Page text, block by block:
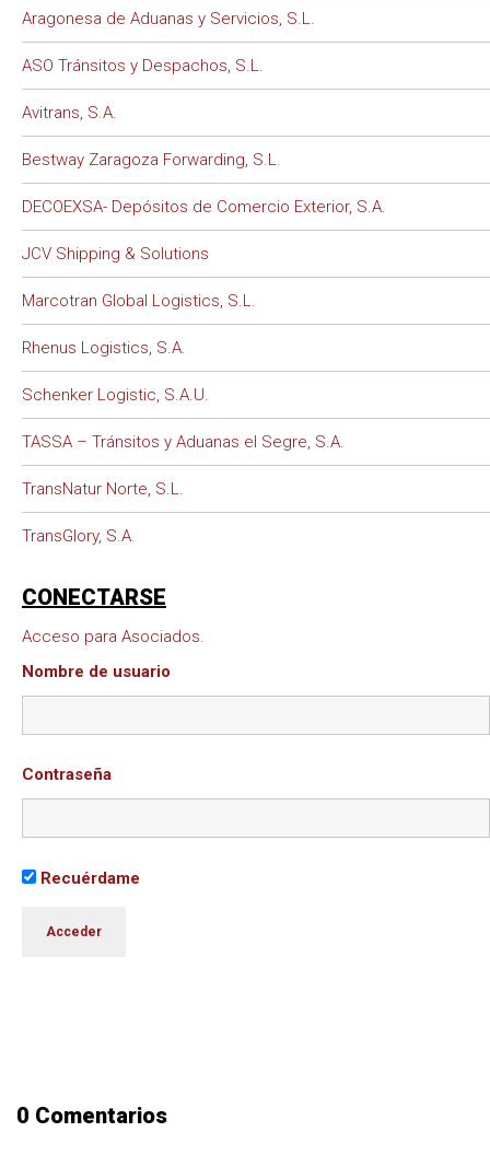
Aragonesa de Aduanas y Servicios, S.L.
ASO Tránsitos y Despachos, S.L.
Avitrans, S.A.
Bestway Zaragoza Forwarding, S.L.
DECOEXSA- Depósitos de Comercio Exterior, S.A.
JCV Shipping & Solutions
Marcotran Global Logistics, S.L.
Rhenus Logistics, S.A.
Schenker Logistic, S.A.U.
TASSA – Tránsitos y Aduanas el Segre, S.A.
TransNatur Norte, S.L.
TransGlory, S.A.
CONECTARSE
Acceso para Asociados.
Nombre de usuario
Contraseña
Recuérdame
0 Comentarios